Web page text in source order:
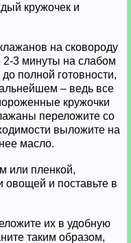
кружочек и
на сковороду
2-3 минуты на слабом
полной готовности,
– ведь все
кружочки
переложите со
выложите на
масло.
или пленкой,
и поставьте в
их в удобную
таким образом,